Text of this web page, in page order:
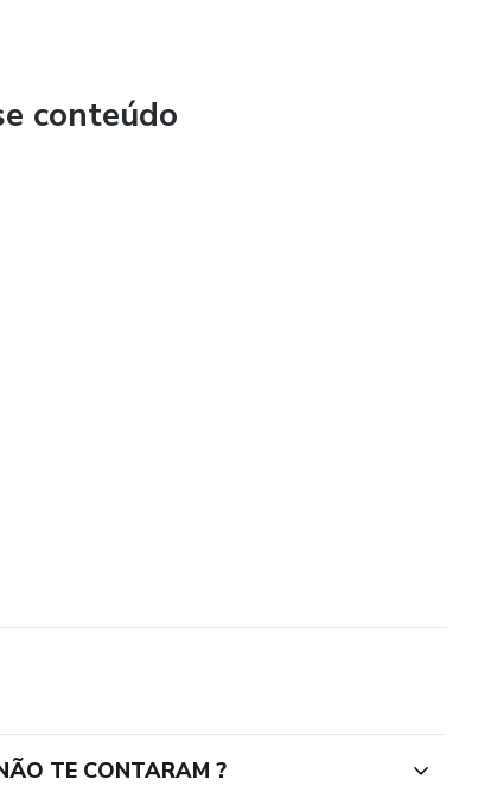
conteúdo
TE CONTARAM ?